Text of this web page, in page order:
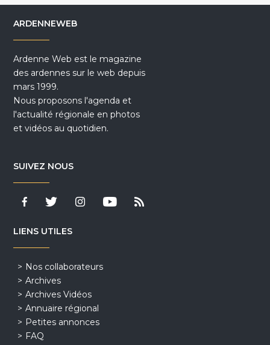
ARDENNEWEB
Ardenne Web est le magazine
des ardennes sur le web depuis
mars 1999.
Nous proposons l'agenda et
l'actualité régionale en photos
et vidéos au quotidien.
SUIVEZ NOUS
LIENS UTILES
Nos collaborateurs
Archives
Archives Vidéos
Annuaire régional
Petites annonces
FAQ